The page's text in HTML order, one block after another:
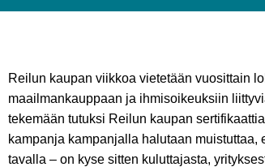
Reilun kaupan viikkoa vietetään vuosittain
maailmankauppaan ja ihmisoikeuksiin
tekemään tutuksi Reilun kaupan
kampanja kampanjalla halutaan
tavalla – on kyse sitten kuluttajasta,